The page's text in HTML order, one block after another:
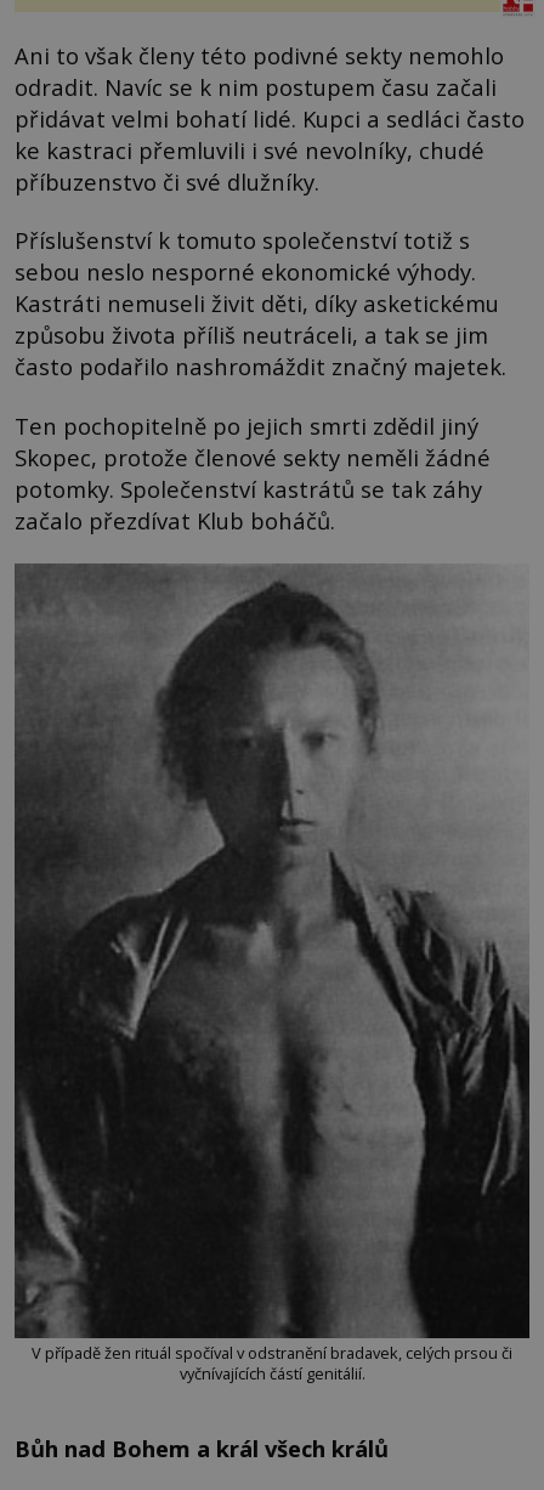
Ani to však členy této podivné sekty nemohlo
odradit. Navíc se k nim postupem času začali
přidávat velmi bohatí lidé. Kupci a sedláci často
ke kastraci přemluvili i své nevolníky, chudé
příbuzenstvo či své dlužníky.
Příslušenství k tomuto společenství totiž s
sebou neslo nesporné ekonomické výhody.
Kastráti nemuseli živit děti, díky asketickému
způsobu života příliš neutráceli, a tak se jim
často podařilo nashromáždit značný majetek.
Ten pochopitelně po jejich smrti zdědil jiný
Skopec, protože členové sekty neměli žádné
potomky. Společenství kastrátů se tak záhy
začalo přezdívat Klub boháčů.
V případě žen rituál spočíval v odstranění bradavek, celých prsou či
vyčnívajících částí genitálií.
Bůh nad Bohem a král všech králů